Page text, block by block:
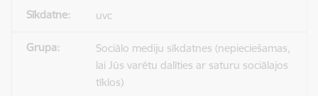
uvc
Sociālo mediju sīkdatnes (nepieciešamas,
lai Jūs varētu dalīties ar saturu sociālajos
tīklos)